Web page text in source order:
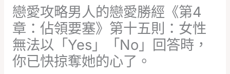
戀愛攻略男人的戀愛勝經《第4
章：佔領要塞》第十五則：女性
無法以「Yes」「No」回答時，
你已快掠奪她的心了。